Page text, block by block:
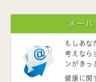
メー
もしあな
考えなら
ンがきっ
健康に関